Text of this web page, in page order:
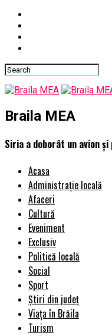
Braila MEA
Siria a doborât un avion
Acasa
Administrație locală
Afaceri
Cultură
Eveniment
Exclusiv
Politică locală
Social
Sport
Știri din județ
Viața în Brăila
Turism